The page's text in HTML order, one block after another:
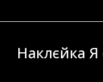
Наклєйка Я